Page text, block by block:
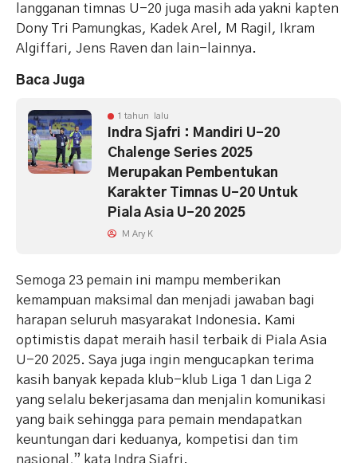
langganan timnas U-20 juga masih ada yakni kapten
Dony Tri Pamungkas, Kadek Arel, M Ragil, Ikram
Algiffari, Jens Raven dan lain-lainnya.
Baca Juga
1 tahun lalu
Indra Sjafri : Mandiri U-20
Chalenge Series 2025
Merupakan Pembentukan
Karakter Timnas U-20 Untuk
Piala Asia U-20 2025
M Ary K
Semoga 23 pemain ini mampu memberikan
kemampuan maksimal dan menjadi jawaban bagi
harapan seluruh masyarakat Indonesia. Kami
optimistis dapat meraih hasil terbaik di Piala Asia
U-20 2025. Saya juga ingin mengucapkan terima
kasih banyak kepada klub-klub Liga 1 dan Liga 2
yang selalu bekerjasama dan menjalin komunikasi
yang baik sehingga para pemain mendapatkan
keuntungan dari keduanya, kompetisi dan tim
nasional,” kata Indra Sjafri.